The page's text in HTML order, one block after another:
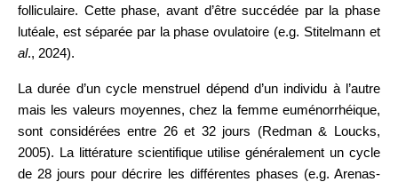
folliculaire. Cette phase, avant d’être succédée par la phase
lutéale, est séparée par la phase ovulatoire (e.g. Stitelmann et
al., 2024).
La durée d’un cycle menstruel dépend d’un individu à l’autre
mais les valeurs moyennes, chez la femme euménorrhéique,
sont considérées entre 26 et 32 jours (Redman & Loucks,
2005). La littérature scientifique utilise généralement un cycle
de 28 jours pour décrire les différentes phases (e.g. Arenas-